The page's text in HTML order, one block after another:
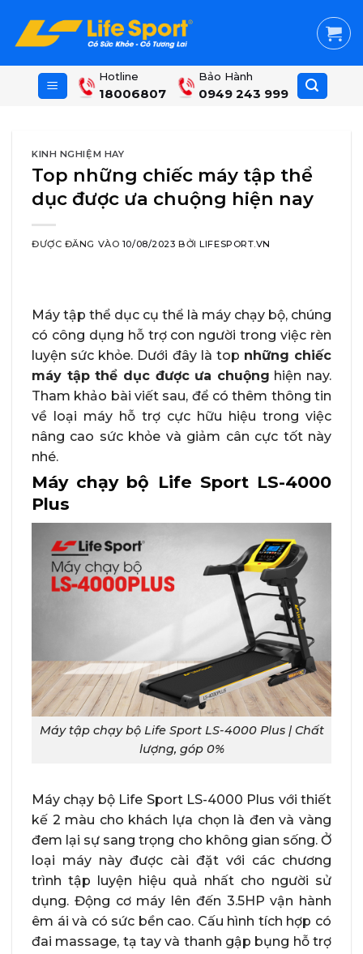
content
Hotline
18006807
Bảo Hành
0949 243 999
KINH NGHIỆM HAY
Top những chiếc máy tập thể
dục được ưa chuộng hiện nay
ĐƯỢC ĐĂNG VÀO 10/08/2023 BỞILIFESPORT.VN
Máy tập thể dục cụ thể là máy chạy bộ, chúng
có công dụng hỗ trợ con người trong việc rèn
luyện sức khỏe. Dưới đây là top những chiếc
máy tập thể dục được ưa chuộng hiện nay.
Tham khảo bài viết sau, để có thêm thông tin
về loại máy hỗ trợ cực hữu hiệu trong việc
nâng cao sức khỏe và giảm cân cực tốt này
nhé.
Máy chạy bộ Life Sport LS-4000
Plus
Máy tập chạy bộ Life Sport LS-4000 Plus | Chất
lượng, góp 0%
Máy chạy bộ Life Sport LS-4000 Plus với thiết
kế 2 màu cho khách lựa chọn là đen và vàng
đem lại sự sang trọng cho không gian sống. Ở
loại máy này được cài đặt với các chương
trình tập luyện hiệu quả nhất cho người sử
dụng. Động cơ máy lên đến 3.5HP vận hành
êm ái và có sức bền cao. Cấu hình tích hợp có
đai massage, tạ tay và thanh gập bụng hỗ trợ